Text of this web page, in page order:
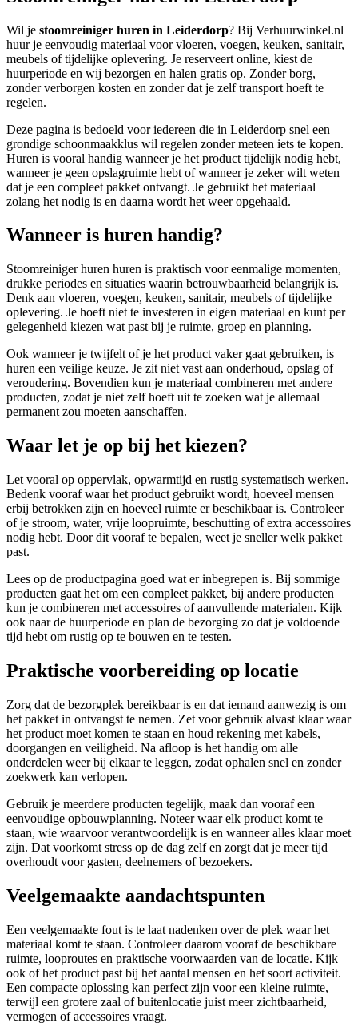
Wil je stoomreiniger huren in Leiderdorp? Bij Verhuurwinkel.nl
huur je eenvoudig materiaal voor vloeren, voegen, keuken, sanitair,
meubels of tijdelijke oplevering. Je reserveert online, kiest de
huurperiode en wij bezorgen en halen gratis op. Zonder borg,
zonder verborgen kosten en zonder dat je zelf transport hoeft te
regelen.
Deze pagina is bedoeld voor iedereen die in Leiderdorp snel een
grondige schoonmaakklus wil regelen zonder meteen iets te kopen.
Huren is vooral handig wanneer je het product tijdelijk nodig hebt,
wanneer je geen opslagruimte hebt of wanneer je zeker wilt weten
dat je een compleet pakket ontvangt. Je gebruikt het materiaal
zolang het nodig is en daarna wordt het weer opgehaald.
Wanneer is huren handig?
Stoomreiniger huren huren is praktisch voor eenmalige momenten,
drukke periodes en situaties waarin betrouwbaarheid belangrijk is.
Denk aan vloeren, voegen, keuken, sanitair, meubels of tijdelijke
oplevering. Je hoeft niet te investeren in eigen materiaal en kunt per
gelegenheid kiezen wat past bij je ruimte, groep en planning.
Ook wanneer je twijfelt of je het product vaker gaat gebruiken, is
huren een veilige keuze. Je zit niet vast aan onderhoud, opslag of
veroudering. Bovendien kun je materiaal combineren met andere
producten, zodat je niet zelf hoeft uit te zoeken wat je allemaal
permanent zou moeten aanschaffen.
Waar let je op bij het kiezen?
Let vooral op oppervlak, opwarmtijd en rustig systematisch werken.
Bedenk vooraf waar het product gebruikt wordt, hoeveel mensen
erbij betrokken zijn en hoeveel ruimte er beschikbaar is. Controleer
of je stroom, water, vrije loopruimte, beschutting of extra accessoires
nodig hebt. Door dit vooraf te bepalen, weet je sneller welk pakket
past.
Lees op de productpagina goed wat er inbegrepen is. Bij sommige
producten gaat het om een compleet pakket, bij andere producten
kun je combineren met accessoires of aanvullende materialen. Kijk
ook naar de huurperiode en plan de bezorging zo dat je voldoende
tijd hebt om rustig op te bouwen en te testen.
Praktische voorbereiding op locatie
Zorg dat de bezorgplek bereikbaar is en dat iemand aanwezig is om
het pakket in ontvangst te nemen. Zet voor gebruik alvast klaar waar
het product moet komen te staan en houd rekening met kabels,
doorgangen en veiligheid. Na afloop is het handig om alle
onderdelen weer bij elkaar te leggen, zodat ophalen snel en zonder
zoekwerk kan verlopen.
Gebruik je meerdere producten tegelijk, maak dan vooraf een
eenvoudige opbouwplanning. Noteer waar elk product komt te
staan, wie waarvoor verantwoordelijk is en wanneer alles klaar moet
zijn. Dat voorkomt stress op de dag zelf en zorgt dat je meer tijd
overhoudt voor gasten, deelnemers of bezoekers.
Veelgemaakte aandachtspunten
Een veelgemaakte fout is te laat nadenken over de plek waar het
materiaal komt te staan. Controleer daarom vooraf de beschikbare
ruimte, looproutes en praktische voorwaarden van de locatie. Kijk
ook of het product past bij het aantal mensen en het soort activiteit.
Een compacte oplossing kan perfect zijn voor een kleine ruimte,
terwijl een grotere zaal of buitenlocatie juist meer zichtbaarheid,
vermogen of accessoires vraagt.